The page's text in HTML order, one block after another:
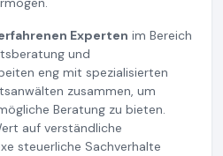
Experten im Bereich
und
eng mit spezialisierten
zusammen, um
Beratung zu bieten.
auf verständliche
steuerliche Sachverhalte